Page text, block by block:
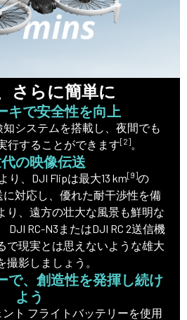
さらに簡単に
キで安全性を向上
知システムを搭載し、夜間でも
行することができます[2]‎。
の映像伝送
り、DJI Flipは最大13 km[9]の
対応し、優れた耐干渉性を備
り、遠方の壮大な風景も鮮明な
DJI RC-N3またはDJI RC 2送信機
で現実とは思えないような雄大
撮影しましょう。
で、創造性を発揮し続け
よう
ト フライトバッテリーを使用